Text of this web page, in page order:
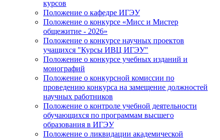
курсов
Положение о кафедре ИГЭУ
Положение о конкурсе «Мисс и Мистер
общежитие - 2026»
Положение о конкурсе научных проектов
учащихся "Курсы ИВЦ ИГЭУ"
Положение о конкурсе учебных изданий и
монографий
Положение о конкурсной комиссии по
проведению конкурса на замещение должностей
научных работников
Положение о контроле учебной деятельности
обучающихся по программам высшего
образования в ИГЭУ
Положение о ликвидации академической